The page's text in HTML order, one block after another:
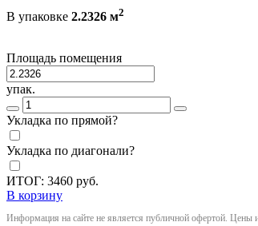
В упаковке 2.2326 м2
Площадь помещения
упак.
Укладка по прямой?
Укладка по диагонали?
ИТОГ: 3460 руб.
В корзину
Информация на сайте не является публичной офертой. Цены